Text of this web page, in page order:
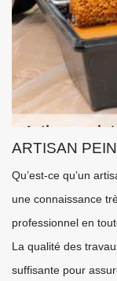
ARTISAN
Qu’est-ce qu’un
une connaissance
professionnel en
La qualité des
suffisante pour